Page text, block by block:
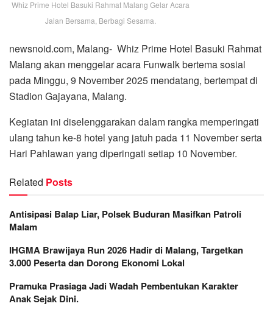
Whiz Prime Hotel Basuki Rahmat Malang Gelar Acara
Jalan Bersama, Berbagi Sesama.
newsnoid.com, Malang- Whiz Prime Hotel Basuki Rahmat
Malang akan menggelar acara Funwalk bertema sosial
pada Minggu, 9 November 2025 mendatang, bertempat di
Stadion Gajayana, Malang.
Kegiatan ini diselenggarakan dalam rangka memperingati
ulang tahun ke-8 hotel yang jatuh pada 11 November serta
Hari Pahlawan yang diperingati setiap 10 November.
Related Posts
Antisipasi Balap Liar, Polsek Buduran Masifkan Patroli
Malam
IHGMA Brawijaya Run 2026 Hadir di Malang, Targetkan
3.000 Peserta dan Dorong Ekonomi Lokal
Pramuka Prasiaga Jadi Wadah Pembentukan Karakter
Anak Sejak Dini.